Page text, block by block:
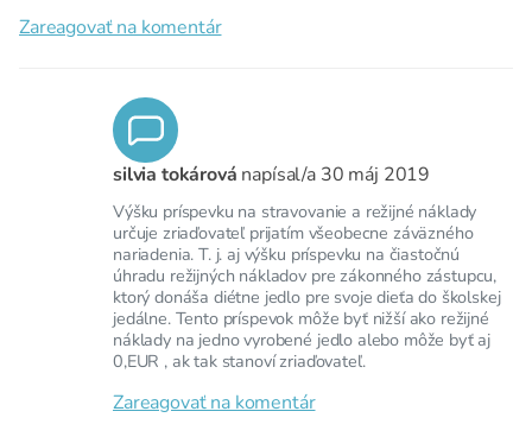
Zareagovať na komentár
silvia tokárová napísal/a 30 máj 2019
Výšku príspevku na stravovanie a režijné náklady
určuje zriaďovateľ prijatím všeobecne záväzného
nariadenia. T. j. aj výšku príspevku na čiastočnú
úhradu režijných nákladov pre zákonného zástupcu,
ktorý donáša diétne jedlo pre svoje dieťa do školskej
jedálne. Tento príspevok môže byť nižší ako režijné
náklady na jedno vyrobené jedlo alebo môže byť aj
0,EUR , ak tak stanoví zriaďovateľ.
Zareagovať na komentár